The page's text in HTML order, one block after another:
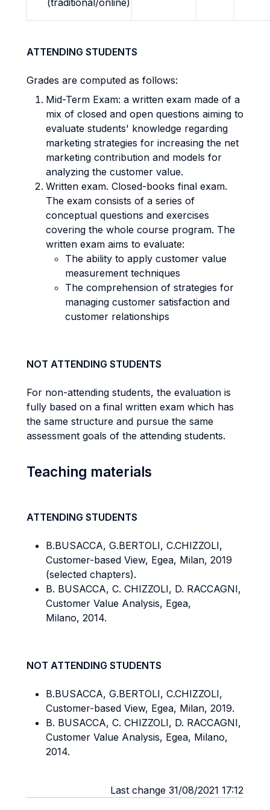
(traditional/online)
ATTENDING STUDENTS
Grades are computed as follows:
Mid-Term Exam: a written exam made of a
mix of closed and open questions aiming to
evaluate students' knowledge regarding
marketing strategies for increasing the net
marketing contribution and models for
analyzing the customer value.
Written exam. Closed-books final exam.
The exam consists of a series of
conceptual questions and exercises
covering the whole course program. The
written exam aims to evaluate:
The ability to apply customer value
measurement techniques
The comprehension of strategies for
managing customer satisfaction and
customer relationships
NOT ATTENDING STUDENTS
For non-attending students, the evaluation is
fully based on a final written exam which has
the same structure and pursue the same
assessment goals of the attending students.
Teaching materials
ATTENDING STUDENTS
B.BUSACCA, G.BERTOLI, C.CHIZZOLI,
Customer-based View, Egea, Milan, 2019
(selected chapters).
B. BUSACCA, C. CHIZZOLI, D. RACCAGNI,
Customer Value Analysis, Egea,
Milano, 2014.
NOT ATTENDING STUDENTS
B.BUSACCA, G.BERTOLI, C.CHIZZOLI,
Customer-based View, Egea, Milan, 2019.
B. BUSACCA, C. CHIZZOLI, D. RACCAGNI,
Customer Value Analysis, Egea, Milano,
2014.
Last change 31/08/2021 17:12